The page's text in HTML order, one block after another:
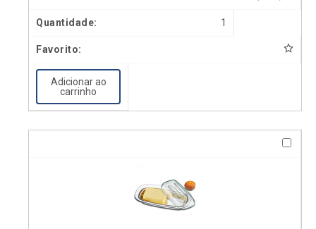
1
Adicionar ao
carrinho